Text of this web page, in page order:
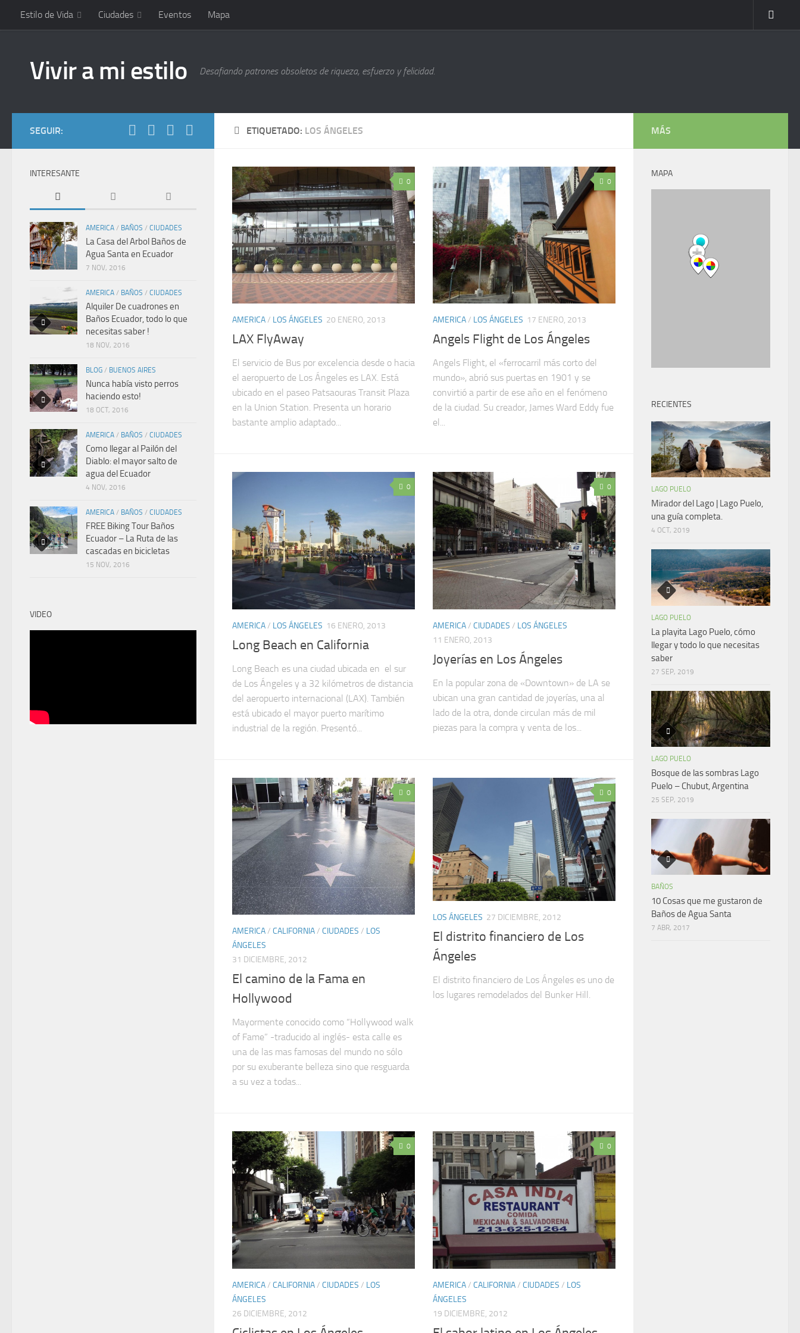
Estilo de Vida Ciudades Eventos Mapa
Vivir a mi estilo Desafiando patrones obsoletos de riqueza, esfuerzo y felicidad.
ETIQUETADO: LOS ÁNGELES
0
AMERICA/ LOS ÁNGELES 20 ENERO, 2013
LAX FlyAway
El servicio de Bus por excelencia desde o hacia
el aeropuerto de Los Ángeles es LAX. Está
ubicado en el paseo Patsaouras Transit Plaza
en la Union Station. Presenta un horario
bastante amplio adaptado...
0
AMERICA/ LOS ÁNGELES 17 ENERO, 2013
Angels Flight de Los Ángeles
Angels Flight, el «ferrocarril más corto del
mundo», abrió sus puertas en 1901 y se
convirtió a partir de ese año en el fenómeno
de la ciudad. Su creador, James Ward Eddy fue
el...
0
AMERICA/ LOS ÁNGELES 16 ENERO, 2013
Long Beach en California
Long Beach es una ciudad ubicada en el sur
de Los Ángeles y a 32 kilómetros de distancia
del aeropuerto internacional (LAX). También
está ubicado el mayor puerto marítimo
industrial de la región. Presentó...
0
AMERICA/ CIUDADES / LOS ÁNGELES
11 ENERO, 2013
Joyerías en Los Ángeles
En la popular zona de «Downtown» de LA se
ubican una gran cantidad de joyerías, una al
lado de la otra, donde circulan más de mil
piezas para la compra y venta de los...
0
AMERICA/ CALIFORNIA/ CIUDADES / LOS
ÁNGELES
31 DICIEMBRE, 2012
El camino de la Fama en
Hollywood
Mayormente conocido como “Hollywood walk
of Fame” -traducido al inglés- esta calle es
una de las mas famosas del mundo no sólo
por su exuberante belleza sino que resguarda
a su vez a todas...
0
LOS ÁNGELES 27 DICIEMBRE, 2012
El distrito financiero de Los
Ángeles
El distrito financiero de Los Ángeles es uno de
los lugares remodelados del Bunker Hill.
0
AMERICA/ CALIFORNIA/ CIUDADES / LOS
ÁNGELES
26 DICIEMBRE, 2012
0
AMERICA/ CALIFORNIA/ CIUDADES / LOS
ÁNGELES
19 DICIEMBRE, 2012
SEGUIR:
INTERESANTE
AMERICA / BAÑOS / CIUDADES
La Casa del Arbol Baños de
Agua Santa en Ecuador
7 NOV, 2016
AMERICA / BAÑOS / CIUDADES
Alquiler De cuadrones en
Baños Ecuador, todo lo que
necesitas saber !
18 NOV, 2016
BLOG / BUENOS AIRES
Nunca había visto perros
haciendo esto!
18 OCT, 2016
AMERICA / BAÑOS / CIUDADES
Como llegar al Pailón del
Diablo: el mayor salto de
agua del Ecuador
4 NOV, 2016
AMERICA / BAÑOS / CIUDADES
FREE Biking Tour Baños
Ecuador – La Ruta de las
cascadas en bicicletas
15 NOV, 2016
VIDEO
MÁS
MAPA
RECIENTES
LAGO PUELO
Mirador del Lago | Lago Puelo,
una guía completa.
4 OCT, 2019
LAGO PUELO
La playita Lago Puelo, cómo
llegar y todo lo que necesitas
saber
27 SEP, 2019
LAGO PUELO
Bosque de las sombras Lago
Puelo – Chubut, Argentina
25 SEP, 2019
BAÑOS
10 Cosas que me gustaron de
Baños de Agua Santa
7 ABR, 2017